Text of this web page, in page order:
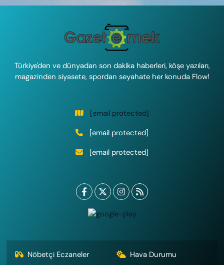
Türkiye'den ve dünyadan son dakika haberleri, köşe yazıları,
magazinden siyasete, spordan seyahate her konuda Flow!
[email protected]
[email protected]
[email protected]
Nöbetçi Eczaneler Hava Durumu